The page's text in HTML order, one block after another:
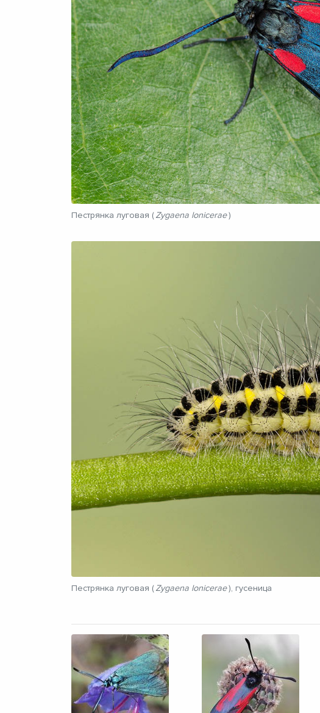
Пестрянка луговая (Zygaena lonicerae )
Пестрянка луговая (Zygaena lonicerae ), гусеница